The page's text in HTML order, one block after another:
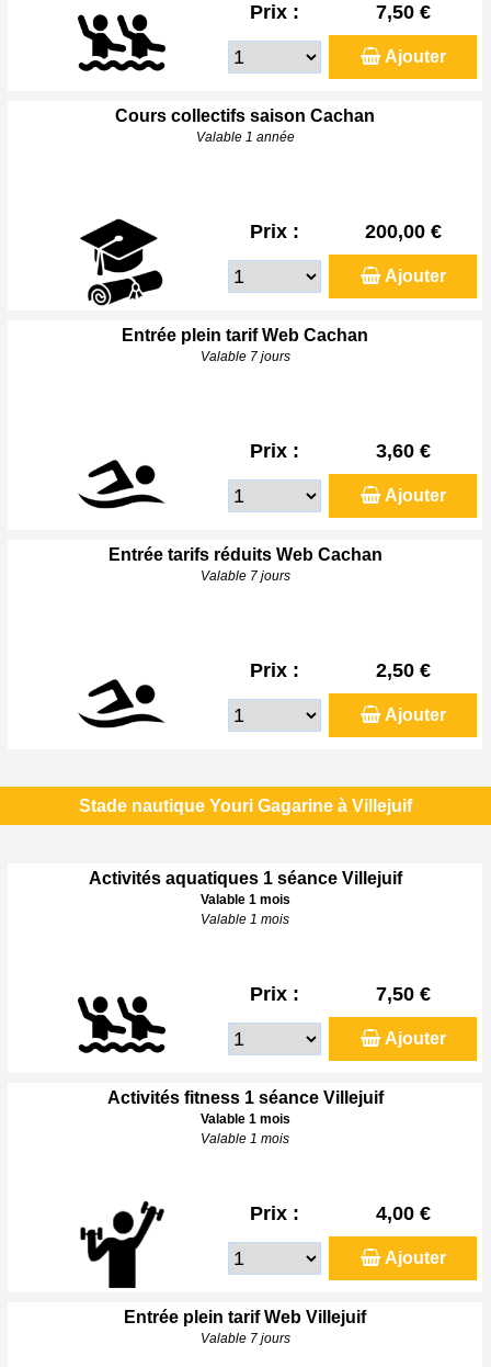
Prix : 7,50 €
Ajouter
Cours collectifs saison Cachan
Valable 1 année
Prix : 200,00 €
Ajouter
Entrée plein tarif Web Cachan
Valable 7 jours
Prix : 3,60 €
Ajouter
Entrée tarifs réduits Web Cachan
Valable 7 jours
Prix : 2,50 €
Ajouter
Stade nautique Youri Gagarine à Villejuif
Activités aquatiques 1 séance Villejuif
Valable 1 mois
Valable 1 mois
Prix : 7,50 €
Ajouter
Activités fitness 1 séance Villejuif
Valable 1 mois
Valable 1 mois
Prix : 4,00 €
Ajouter
Entrée plein tarif Web Villejuif
Valable 7 jours